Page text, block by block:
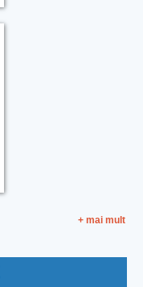
+ mai mult